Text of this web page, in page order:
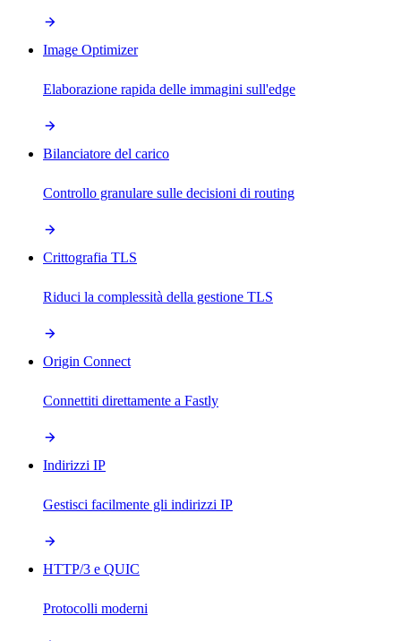
Image Optimizer
Elaborazione rapida delle immagini sull'edge
Bilanciatore del carico
Controllo granulare sulle decisioni di routing
Crittografia TLS
Riduci la complessità della gestione TLS
Origin Connect
Connettiti direttamente a Fastly
Indirizzi IP
Gestisci facilmente gli indirizzi IP
HTTP/3 e QUIC
Protocolli moderni